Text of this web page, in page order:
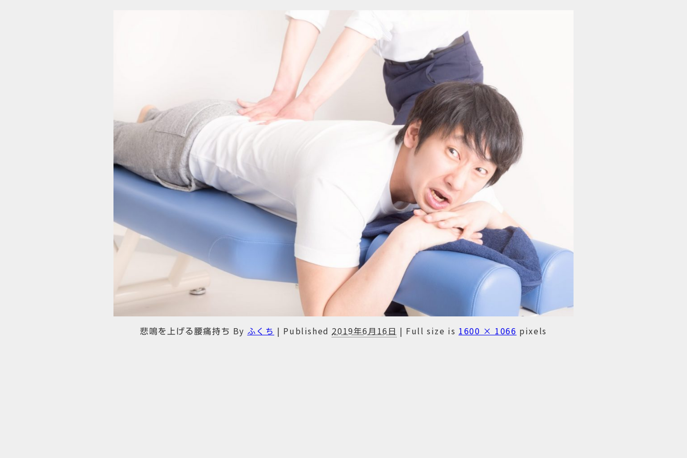
悲鳴を上げる腰痛持ち By ふくち | Published 2019年6月16日 | Full size is 1600 × 1066 pixels